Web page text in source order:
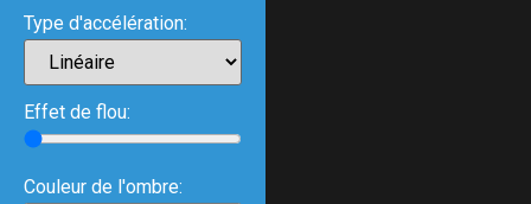
Type d'accélération:
Effet de flou:
Couleur de l'ombre: